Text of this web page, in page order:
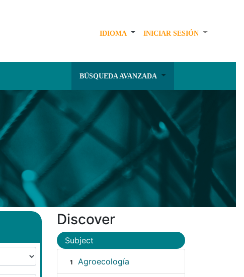
IDIOMA INICIAR SESIÓN
BÚSQUEDA AVANZADA
Discover
Subject
1 Agroecología